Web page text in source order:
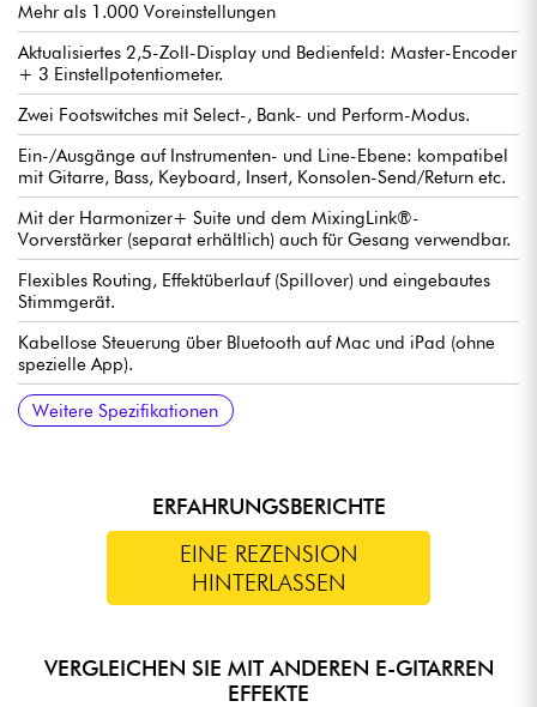
Mehr als 1.000 Voreinstellungen
Aktualisiertes 2,5-Zoll-Display und Bedienfeld: Master-Encoder
+ 3 Einstellpotentiometer.
Zwei Footswitches mit Select-, Bank- und Perform-Modus.
Ein-/Ausgänge auf Instrumenten- und Line-Ebene: kompatibel
mit Gitarre, Bass, Keyboard, Insert, Konsolen-Send/Return etc.
Mit der Harmonizer+ Suite und dem MixingLink®-
Vorverstärker (separat erhältlich) auch für Gesang verwendbar.
Flexibles Routing, Effektüberlauf (Spillover) und eingebautes
Stimmgerät.
Kabellose Steuerung über Bluetooth auf Mac und iPad (ohne
spezielle App).
USB-C-Anschluss für Updates und Bearbeitung.
MIDI In und Out/Thru über zwei 5-polige DIN-Buchsen.
Eingänge für Aux-Schalter und Expressionspedal (2 x 6,35 mm
Klinke).
Stromversorgung: Netzadapter 12 V / 1 A im Lieferumfang
enthalten.
Abmessungen: 140 x 125 x 65 mm
Gewicht: 600 g
Weitere Spezifikationen
ERFAHRUNGSBERICHTE
EINE REZENSION
HINTERLASSEN
VERGLEICHEN SIE MIT ANDEREN E-GITARREN
EFFEKTE